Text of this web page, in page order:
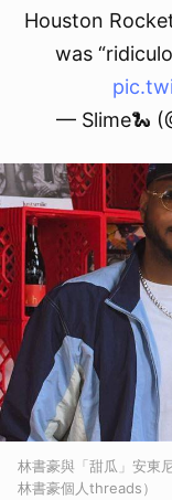
Houston
was
— Slime🐍
林書豪與「甜瓜」安東
林書豪個人threads）